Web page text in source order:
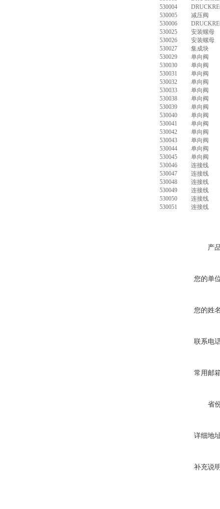
530004
530005
减压阀
530006
530025
安装螺
530026
安装螺
530027
集成块
530029
单向阀
530030
单向阀
530031
单向阀
530032
单向阀
530033
单向阀
530038
单向阀
530039
单向阀
530040
单向阀
530041
单向阀
530042
单向阀
530043
单向阀
530044
单向阀
530045
单向阀
530046
连接线
530047
连接线
530048
连接线
530049
连接线
530050
连接线
530051
连接线
产
您的单
您的姓
联系电
常用邮
省
详细地
补充说